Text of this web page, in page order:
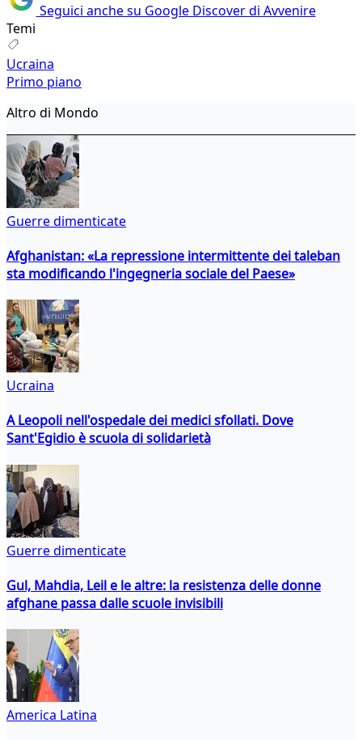
Seguici anche su Google Discover di Avvenire
Temi
Ucraina
Primo piano
Altro di Mondo
Guerre dimenticate
Afghanistan: «La repressione intermittente dei taleban
sta modificando l'ingegneria sociale del Paese»
Ucraina
A Leopoli nell'ospedale dei medici sfollati. Dove
Sant'Egidio è scuola di solidarietà
Guerre dimenticate
Gul, Mahdia, Leil e le altre: la resistenza delle donne
afghane passa dalle scuole invisibili
America Latina